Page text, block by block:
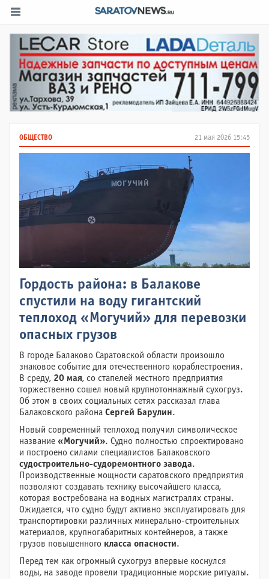
21 мая 2026 15:45
ОБЩЕСТВО
Гордость района: в Балакове
спустили на воду гигантский
теплоход «Могучий» для перевозки
опасных грузов
В городе Балаково Саратовской области произошло
знаковое событие для отечественного кораблестроения.
В среду, 20 мая, со стапелей местного предприятия
торжественно сошел новый крупнотоннажный сухогруз.
Об этом в своих социальных сетях рассказал глава
Балаковского района Сергей Барулин.
Новый современный теплоход получил символическое
название «Могучий». Судно полностью спроектировано
и построено силами специалистов Балаковского
судостроительно-судоремонтного завода.
Производственные мощности саратовского предприятия
позволяют создавать технику высочайшего класса,
которая востребована на водных магистралях страны.
Ожидается, что судно будут активно эксплуатировать для
транспортировки различных минерально-строительных
материалов, крупногабаритных контейнеров, а также
грузов повышенного класса опасности.
Перед тем как огромный сухогруз впервые коснулся
воды, на заводе провели традиционные морские ритуалы.